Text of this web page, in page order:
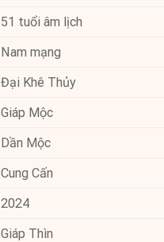
51 tuổi âm lịch
Nam mạng
Đại Khê Thủy
Giáp Mộc
Dần Mộc
Cung Cấn
2024
Giáp Thìn